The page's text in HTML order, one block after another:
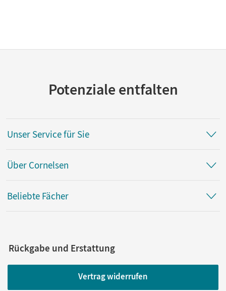
Potenziale entfalten
Unser Service für Sie
Über Cornelsen
Beliebte Fächer
Rückgabe und Erstattung
Vertrag widerrufen